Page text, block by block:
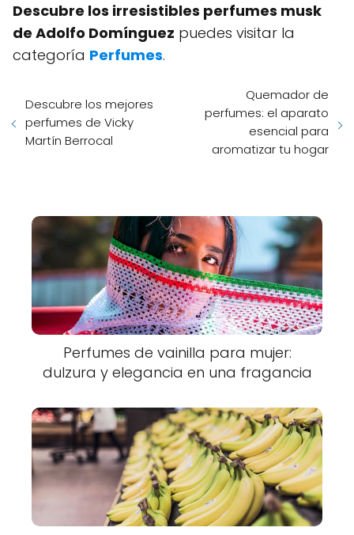
Descubre los irresistibles perfumes musk
de Adolfo Domínguez puedes visitar la
categoría Perfumes.
Descubre los mejores
perfumes de Vicky
Martín Berrocal
Quemador de
perfumes: el aparato
esencial para
aromatizar tu hogar
Perfumes de vainilla para mujer:
dulzura y elegancia en una fragancia